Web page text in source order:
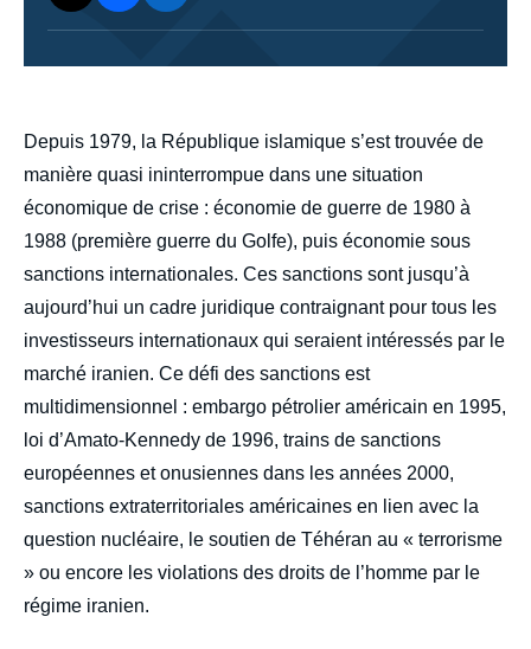
body
Depuis 1979, la République islamique s’est trouvée de
manière quasi ininterrompue dans une situation
économique de crise : économie de guerre de 1980 à
1988 (première guerre du Golfe), puis économie sous
sanctions internationales. Ces sanctions sont jusqu’à
aujourd’hui un cadre juridique contraignant pour tous les
investisseurs internationaux qui seraient intéressés par le
marché iranien. Ce défi des sanctions est
multidimensionnel : embargo pétrolier américain en 1995,
loi d’Amato-Kennedy de 1996, trains de sanctions
européennes et onusiennes dans les années 2000,
sanctions extraterritoriales américaines en lien avec la
question nucléaire, le soutien de Téhéran au « terrorisme
» ou encore les violations des droits de l’homme par le
régime iranien.